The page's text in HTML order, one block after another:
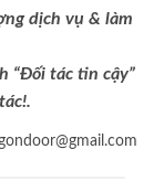
dịch vụ & làm
“Đối tác tin cậy”